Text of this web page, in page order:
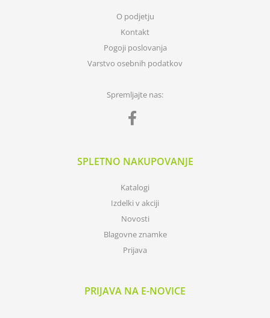
O podjetju
Kontakt
Pogoji poslovanja
Varstvo osebnih podatkov
Spremljajte nas:
SPLETNO NAKUPOVANJE
Katalogi
Izdelki v akciji
Novosti
Blagovne znamke
Prijava
PRIJAVA NA E-NOVICE